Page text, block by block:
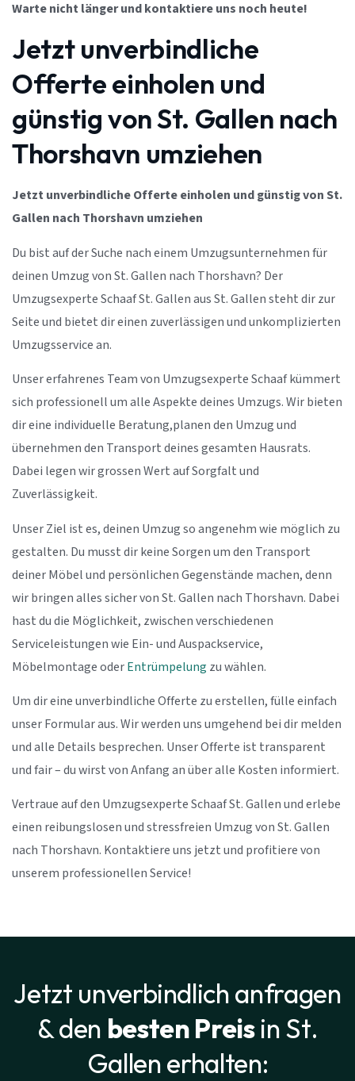
Warte nicht länger und kontaktiere uns noch heute!
Jetzt unverbindliche
Offerte einholen und
günstig von St. Gallen nach
Thorshavn umziehen
Jetzt unverbindliche Offerte einholen und günstig von St.
Gallen nach Thorshavn umziehen
Du bist auf der Suche nach einem Umzugsunternehmen für
deinen Umzug von St. Gallen nach Thorshavn? Der
Umzugsexperte Schaaf St. Gallen aus St. Gallen steht dir zur
Seite und bietet dir einen zuverlässigen und unkomplizierten
Umzugsservice an.
Unser erfahrenes Team von Umzugsexperte Schaaf kümmert
sich professionell um alle Aspekte deines Umzugs. Wir bieten
dir eine individuelle Beratung,planen den Umzug und
übernehmen den Transport deines gesamten Hausrats.
Dabei legen wir grossen Wert auf Sorgfalt und
Zuverlässigkeit.
Unser Ziel ist es, deinen Umzug so angenehm wie möglich zu
gestalten. Du musst dir keine Sorgen um den Transport
deiner Möbel und persönlichen Gegenstände machen, denn
wir bringen alles sicher von St. Gallen nach Thorshavn. Dabei
hast du die Möglichkeit, zwischen verschiedenen
Serviceleistungen wie Ein- und Auspackservice,
Möbelmontage oderEntrümpelung zu wählen.
Um dir eine unverbindliche Offerte zu erstellen, fülle einfach
unser Formular aus. Wir werden uns umgehend bei dir melden
und alle Details besprechen. Unser Offerte ist transparent
und fair – du wirst von Anfang an über alle Kosten informiert.
Vertraue auf den Umzugsexperte Schaaf St. Gallen und erlebe
einen reibungslosen und stressfreien Umzug von St. Gallen
nach Thorshavn. Kontaktiere uns jetzt und profitiere von
unserem professionellen Service!
Jetzt unverbindlich anfragen
& den besten Preisin St.
Gallen erhalten: